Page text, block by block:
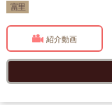
富里
紹介動画